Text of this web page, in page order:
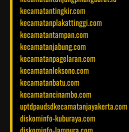
kecamatantingkir.com
kecamatanplakattinggi.com
kecamatantampan.com
kecamatanjabung.com
kecamatanpagelaran.com
kecamatanleksono.com
kecamatanbatu.com
kecamatancinambo.com
uptdpaudsdkecamatanjayakerta.com
diskominfo-kuburaya.com